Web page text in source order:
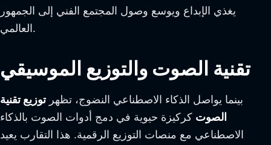
يغذي الإبداع ويوسع وصول المجتمع الفني إلى الجمهور
العالمي.
تقنية الصوت والتوزيع الموسيقي
بينما يواصل الذكاء الاصطناعي النضوج، تظهرتوزيع تقنية
الصوت كركيزة حيوية في دمج أدوات الصوت بالذكاء
الاصطناعي مع منصات التوزيع الرقمية. هذا التقارب يعيد